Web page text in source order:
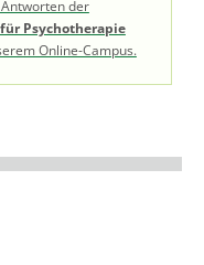
der
Psychotherapie
Online-Campus.